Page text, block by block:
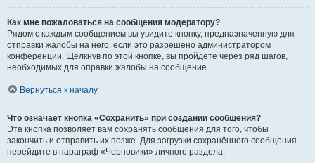
Как мне пожаловаться на сообщения модератору?
Рядом с каждым сообщением вы увидите кнопку, предназначенную для
отправки жалобы на него, если это разрешено администратором
конференции. Щёлкнув по этой кнопке, вы пройдёте через ряд шагов,
необходимых для оправки жалобы на сообщение.
Вернуться к началу
Что означает кнопка «Сохранить» при создании сообщения?
Эта кнопка позволяет вам сохранять сообщения для того, чтобы
закончить и отправить их позже. Для загрузки сохранённого сообщения
перейдите в параграф «Черновики» личного раздела.